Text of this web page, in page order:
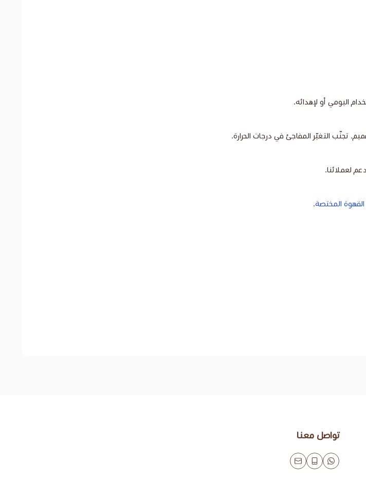
اليومي أو لإهدائه.
تجنّب التغيّر المفاجئ في درجات الحرارة.
لعملائنا.
المختصة.
تواصل معنا